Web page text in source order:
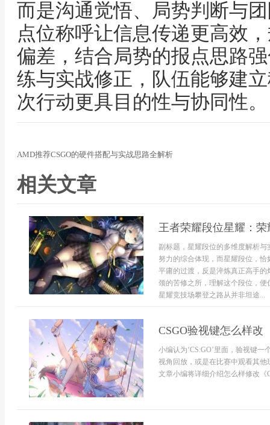
而是沟通觉悟、局势判断与
点位称呼让信息传递更高效
偏差，结合局势的报点思路
练与实战修正，队伍能够建
次行动更具目的性与协同性。
AMD推荐CSGO的硬件搭配与实战思路全解析
相关文章
王者荣耀段位星耀：
副标题，星耀段位的多维度解析
努力的综合体现，而星耀段位，
平庸的过渡，反是淬炼真正高手
颈的苦修之所，理解这个段位，
星耀竞技场攀登之路从并非坦途...
CSGO验视键怎么样改
小编认为‘CS:GO’里面，验视键
视角回放，或是在比赛中观看其
文章小编将详细介绍怎么样修改